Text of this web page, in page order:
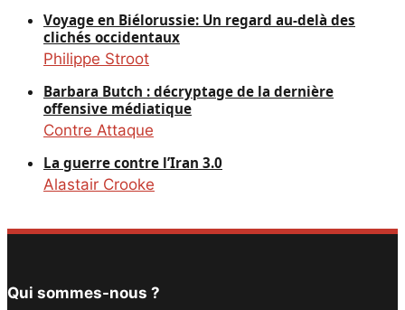
Voyage en Biélorussie: Un regard au-delà des
clichés occidentaux
Philippe Stroot
Barbara Butch : décryptage de la dernière
offensive médiatique
Contre Attaque
La guerre contre l’Iran 3.0
Alastair Crooke
Qui sommes-nous ?